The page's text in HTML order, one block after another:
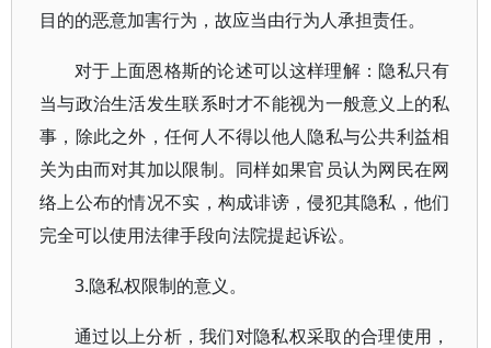
目的的恶意加害行为，故应当由行为人承担责任。
对于上面恩格斯的论述可以这样理解：隐私只有
当与政治生活发生联系时才不能视为一般意义上的私
事，除此之外，任何人不得以他人隐私与公共利益相
关为由而对其加以限制。同样如果官员认为网民在网
络上公布的情况不实，构成诽谤，侵犯其隐私，他们
完全可以使用法律手段向法院提起诉讼。
3.隐私权限制的意义。
通过以上分析，我们对隐私权采取的合理使用，